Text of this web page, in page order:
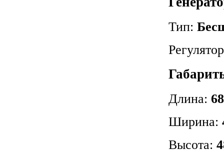
Тип:
Длина:
Ширина:
Высота: